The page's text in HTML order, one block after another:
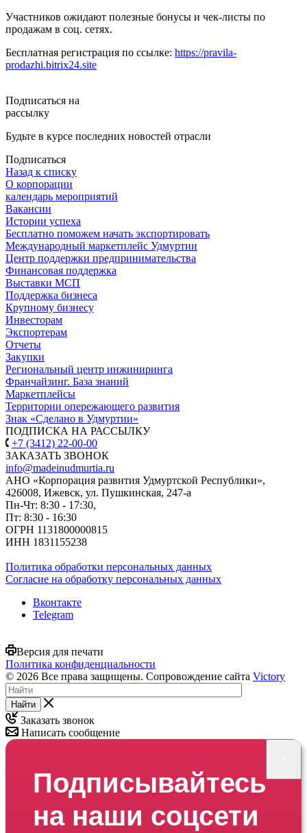
Участников ожидают полезные бонусы и чек-листы по
продажам в соц. сетях.
Бесплатная регистрация по ссылке: https://pravila-
prodazhi.bitrix24.site
Подписаться на
рассылку
Будьте в курсе последних новостей отрасли
Подписаться
Назад к списку
О корпорации
календарь мероприятий
Вакансии
Истории успеха
Бесплатно поможем начать экспортировать
Международный маркетплейс Удмуртии
Центр поддержки предпринимательства
Финансовая поддержка
Выставки МСП
Поддержка бизнеса
Крупному бизнесу
Инвесторам
Экспортерам
Отчеты
Закупки
Региональный центр инжиниринга
Франчайзинг. База знаний
Маркетплейсы
Территории опережающего развития
Знак «Сделано в Удмуртии»
ПОДПИСКА НА РАССЫЛКУ
+7 (3412) 22-00-00
ЗАКАЗАТЬ ЗВОНОК
info@madeinudmurtia.ru
АНО «Корпорация развития Удмуртской Республики»,
426008, Ижевск, ул. Пушкинская, 247-а
Пн-Чт: 8:30 - 17:30,
Пт: 8:30 - 16:30
ОГРН 1131800000815
ИНН 1831155238
Политика обработки персональных данных
Согласие на обработку персональных данных
Вконтакте
Telegram
Версия для печати
Политика конфиденциальности
© 2026 Все права защищены. Сопровождение сайта Victory
Найти
Заказать звонок
Написать сообщение
Подписывайтесь
на наши соцсети